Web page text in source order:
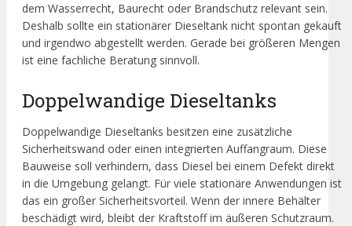
dem Wasserrecht, Baurecht oder Brandschutz relevant sein.
Deshalb sollte ein stationärer Dieseltank nicht spontan gekauft
und irgendwo abgestellt werden. Gerade bei größeren Mengen
ist eine fachliche Beratung sinnvoll.
Doppelwandige Dieseltanks
Doppelwandige Dieseltanks besitzen eine zusätzliche
Sicherheitswand oder einen integrierten Auffangraum. Diese
Bauweise soll verhindern, dass Diesel bei einem Defekt direkt
in die Umgebung gelangt. Für viele stationäre Anwendungen ist
das ein großer Sicherheitsvorteil. Wenn der innere Behälter
beschädigt wird, bleibt der Kraftstoff im äußeren Schutzraum.